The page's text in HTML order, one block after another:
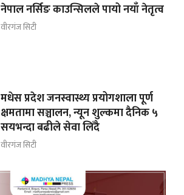
नेपाल नर्सिङ काउन्सिलले पायो नयाँ नेतृत्व
वीरगंज सिटी
मधेस प्रदेश जनस्वास्थ्य प्रयोगशाला पूर्ण
क्षमतामा सञ्चालन, न्यून शुल्कमा दैनिक ५
सयभन्दा बढीले सेवा लिँदै
वीरगंज सिटी